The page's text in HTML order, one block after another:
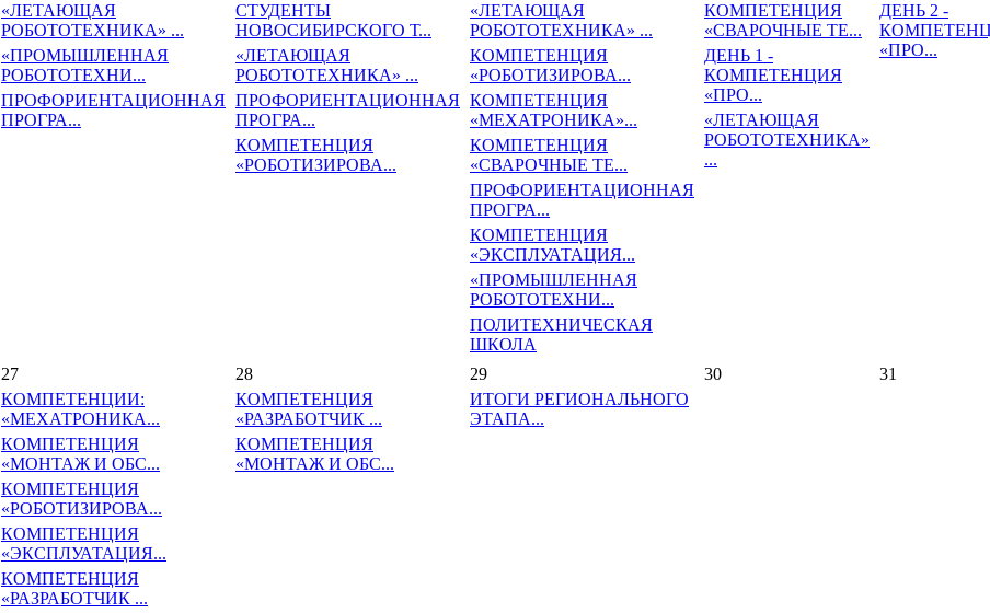
«ЛЕТАЮЩАЯ
РОБОТОТЕХНИКА» ...
«ПРОМЫШЛЕННАЯ
РОБОТОТЕХНИ...
ПРОФОРИЕНТАЦИОННАЯ
ПРОГРА...
СТУДЕНТЫ
НОВОСИБИРСКОГО Т...
«ЛЕТАЮЩАЯ
РОБОТОТЕХНИКА» ...
ПРОФОРИЕНТАЦИОННАЯ
ПРОГРА...
КОМПЕТЕНЦИЯ
«РОБОТИЗИРОВА...
«ЛЕТАЮЩАЯ
РОБОТОТЕХНИКА» ...
КОМПЕТЕНЦИЯ
«РОБОТИЗИРОВА...
КОМПЕТЕНЦИЯ
«МЕХАТРОНИКА»...
КОМПЕТЕНЦИЯ
«СВАРОЧНЫЕ ТЕ...
ПРОФОРИЕНТАЦИОННАЯ
ПРОГРА...
КОМПЕТЕНЦИЯ
«ЭКСПЛУАТАЦИЯ...
«ПРОМЫШЛЕННАЯ
РОБОТОТЕХНИ...
ПОЛИТЕХНИЧЕСКАЯ
ШКОЛА
КОМПЕТЕНЦИЯ
«СВАРОЧНЫЕ ТЕ...
ДЕНЬ 1 -
КОМПЕТЕНЦИЯ
«ПРО...
«ЛЕТАЮЩАЯ
РОБОТОТЕХНИКА»
...
ДЕНЬ 2 -
«ПРО...
27
КОМПЕТЕНЦИИ:
«МЕХАТРОНИКА...
КОМПЕТЕНЦИЯ
«МОНТАЖ И ОБС...
КОМПЕТЕНЦИЯ
«РОБОТИЗИРОВА...
КОМПЕТЕНЦИЯ
«ЭКСПЛУАТАЦИЯ...
КОМПЕТЕНЦИЯ
«РАЗРАБОТЧИК ...
28
КОМПЕТЕНЦИЯ
«РАЗРАБОТЧИК ...
КОМПЕТЕНЦИЯ
«МОНТАЖ И ОБС...
29
ИТОГИ РЕГИОНАЛЬНОГО
ЭТАПА...
30 31